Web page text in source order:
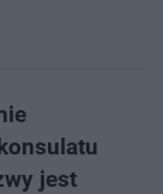
jest